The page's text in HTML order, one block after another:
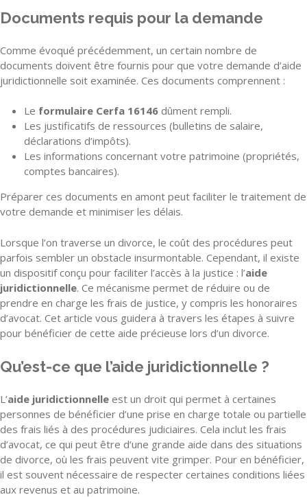
Documents requis pour la demande
Comme évoqué précédemment, un certain nombre de
documents doivent être fournis pour que votre demande d’aide
juridictionnelle soit examinée. Ces documents comprennent :
Le formulaire Cerfa 16146 dûment rempli.
Les justificatifs de ressources (bulletins de salaire,
déclarations d’impôts).
Les informations concernant votre patrimoine (propriétés,
comptes bancaires).
Préparer ces documents en amont peut faciliter le traitement de
votre demande et minimiser les délais.
Lorsque l’on traverse un divorce, le coût des procédures peut
parfois sembler un obstacle insurmontable. Cependant, il existe
un dispositif conçu pour faciliter l’accès à la justice : l’aide
juridictionnelle. Ce mécanisme permet de réduire ou de
prendre en charge les frais de justice, y compris les honoraires
d’avocat. Cet article vous guidera à travers les étapes à suivre
pour bénéficier de cette aide précieuse lors d’un divorce.
Qu’est-ce que l’aide juridictionnelle ?
L’aide juridictionnelle est un droit qui permet à certaines
personnes de bénéficier d’une prise en charge totale ou partielle
des frais liés à des procédures judiciaires. Cela inclut les frais
d’avocat, ce qui peut être d’une grande aide dans des situations
de divorce, où les frais peuvent vite grimper. Pour en bénéficier,
il est souvent nécessaire de respecter certaines conditions liées
aux revenus et au patrimoine.